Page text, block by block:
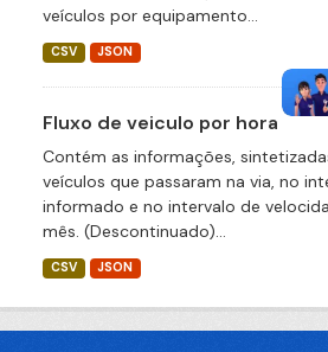
veículos por equipamento...
CSV JSON
Fluxo de veiculo por hora
Contém as informações,
veículos que passaram na via, no
informado e no intervalo de
mês. (Descontinuado)...
CSV JSON